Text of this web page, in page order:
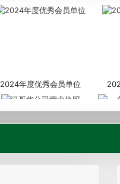
2024年度优秀会员单位
企